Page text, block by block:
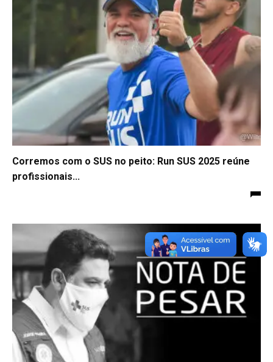
Corremos com o SUS no peito: Run SUS 2025 reúne
profissionais...